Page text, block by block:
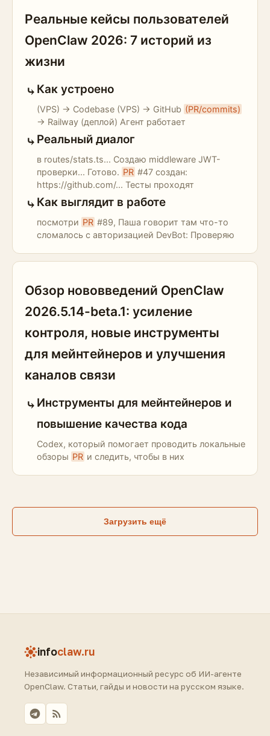
Реальные кейсы пользователей
OpenClaw 2026: 7 историй из
жизни
Как устроено
(VPS) → Codebase (VPS) → GitHub (PR/commits)
→ Railway (деплой) Агент работает
Реальный диалог
в routes/stats.ts... Создаю middleware JWT-
проверки... Готово. PR #47 создан:
https://github.com/... Тесты проходят
Как выглядит в работе
посмотри PR #89, Паша говорит там что-то
сломалось с авторизацией DevBot: Проверяю
Обзор нововведений OpenClaw
2026.5.14-beta.1: усиление
контроля, новые инструменты
для мейнтейнеров и улучшения
каналов связи
Инструменты для мейнтейнеров и
повышение качества кода
Codex, который помогает проводить локальные
обзоры PR и следить, чтобы в них
Загрузить ещё
infoclaw.ru
Независимый информационный ресурс об ИИ-агенте
OpenClaw. Статьи, гайды и новости на русском языке.